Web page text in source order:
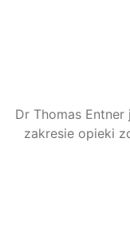
Dr Thomas
zakresie opieki